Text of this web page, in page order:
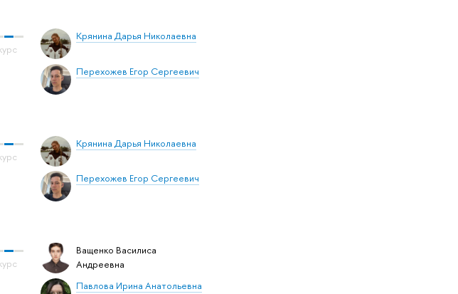
Крянина Дарья Николаевна
Перехожев Егор Сергеевич
Крянина Дарья Николаевна
Перехожев Егор Сергеевич
Ващенко Василиса
Андреевна
Павлова Ирина Анатольевна